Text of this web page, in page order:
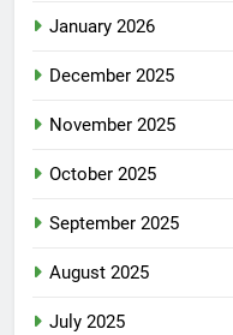
January 2026
December 2025
November 2025
October 2025
September 2025
August 2025
July 2025